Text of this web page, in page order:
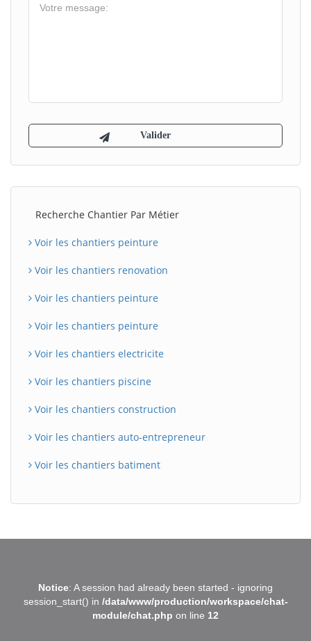
Recherche Chantier Par Métier
Voir les chantiers peinture
Voir les chantiers renovation
Voir les chantiers peinture
Voir les chantiers peinture
Voir les chantiers electricite
Voir les chantiers piscine
Voir les chantiers construction
Voir les chantiers auto-entrepreneur
Voir les chantiers batiment
Notice: A session had already been started - ignoring
session_start() in /data/www/production/workspace/chat-
module/chat.php on line 12
B
Assistant en ligne